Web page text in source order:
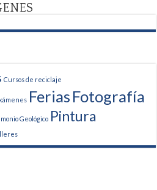
Cursos de reciclaje
Ferias Fotografía
Geológico Pintura